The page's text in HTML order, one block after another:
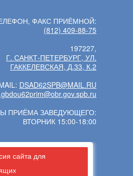
ФАКС ПРИЁМНОЙ:
(812) 409-88-75
197227,
Г. САНКТ-ПЕТЕРБУРГ, УЛ.
ГАККЕЛЕВСКАЯ, Д.33, К.2
DSAD62SPB@MAIL.RU
ПРИЁМА ЗАВЕДУЮЩЕГО:
ВТОРНИК 15:00-18:00
сайта для